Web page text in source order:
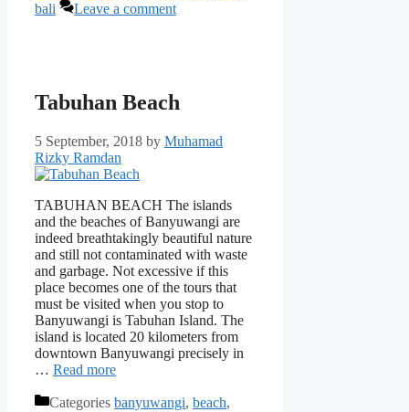
bali
Leave a comment
Tabuhan Beach
5 September, 2018 by Muhamad
Rizky Ramdan
TABUHAN BEACH The islands
and the beaches of Banyuwangi are
indeed breathtakingly beautiful nature
and still not contaminated with waste
and garbage. Not excessive if this
place becomes one of the tours that
must be visited when you stop to
Banyuwangi is Tabuhan Island. The
island is located 20 kilometers from
downtown Banyuwangi precisely in
… Read more
Categories banyuwangi, beach,